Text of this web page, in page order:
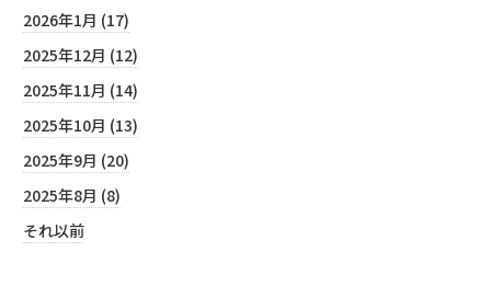
2026年1月 (17)
2025年12月 (12)
2025年11月 (14)
2025年10月 (13)
2025年9月 (20)
2025年8月 (8)
それ以前